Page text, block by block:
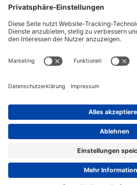
KARR wirkt nur wegen dem Blitz so
real ist der fast so schwarz wie KITT
hier mal ein paar Bilder OHNE Blitz...
http://abload.de/img/
Datenschutzerklärung Impressum
Community-Software: